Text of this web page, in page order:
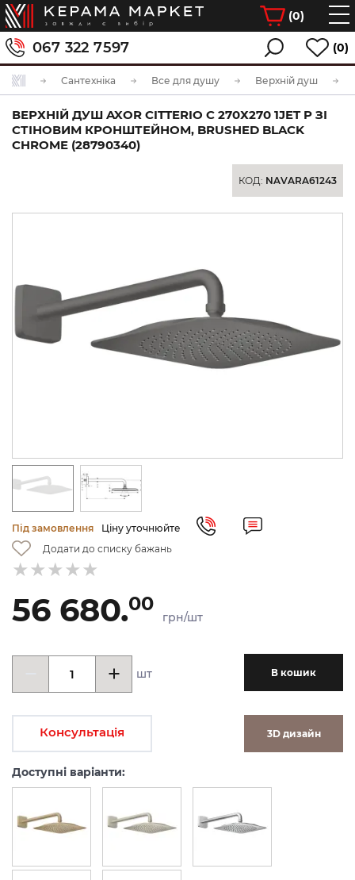
(0)
067 322 7597 (0)
Сантехніка Все для душу Верхній душ
ВЕРХНІЙ ДУШ AXOR CITTERIO C 270Х270 1JET P ЗІ
СТІНОВИМ КРОНШТЕЙНОМ, BRUSHED BLACK
CHROME (28790340)
КОД: NAVARA61243
Під замовлення
Ціну уточнюйте
Додати до списку бажань
56 680.00
грн/шт
шт В кошик
Консультація 3D дизайн
Доступні варіанти: